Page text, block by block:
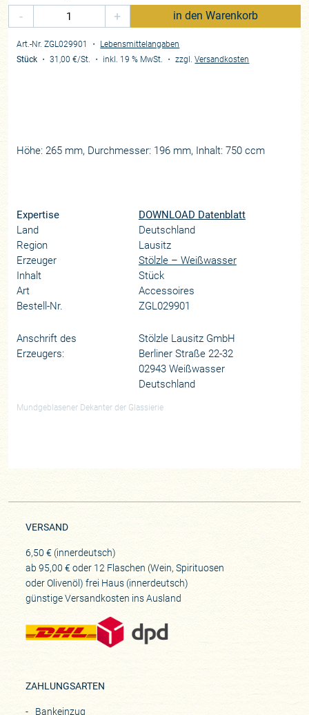
-
+ in den Warenkorb
Art.-Nr. ZGL029901 ・ Lebensmittelangaben
Stück ・31,00 €/St. ・ inkl. 19 % MwSt. ・zzgl.Versandkosten
Höhe: 265 mm, Durchmesser: 196 mm, Inhalt: 750 ccm
Expertise
DOWNLOAD Datenblatt
Land
Deutschland
Region
Lausitz
Erzeuger
Stölzle – Weißwasser
Inhalt
Stück
Art
Accessoires
Bestell-Nr.
ZGL029901
Anschrift des
Erzeugers:
Stölzle Lausitz GmbH
Berliner Straße 22-32
02943 Weißwasser
Deutschland
Mundgeblasener Dekanter der Glassierie
VERSAND
6,50 € (innerdeutsch)
ab 95,00 € oder 12 Flaschen (Wein, Spirituosen
oder Olivenöl) frei Haus (innerdeutsch)
günstige Versandkosten ins Ausland
ZAHLUNGSARTEN
Bankeinzug